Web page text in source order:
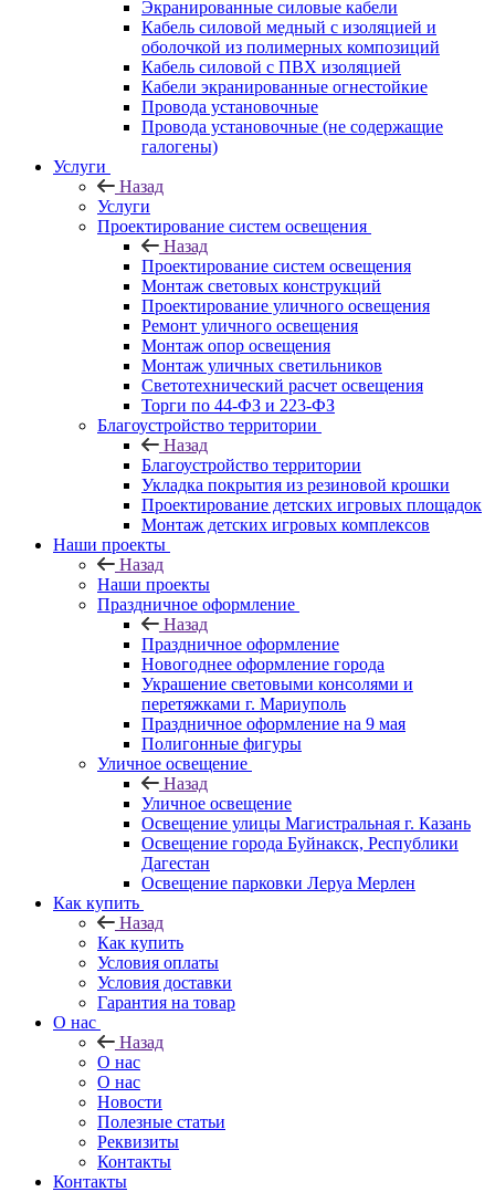
Экранированные силовые кабели
Кабель силовой медный с изоляцией и
оболочкой из полимерных композиций
Кабель силовой с ПВХ изоляцией
Кабели экранированные огнестойкие
Провода установочные
Провода установочные (не содержащие
галогены)
Услуги
Назад
Услуги
Проектирование систем освещения
Назад
Проектирование систем освещения
Монтаж световых конструкций
Проектирование уличного освещения
Ремонт уличного освещения
Монтаж опор освещения
Монтаж уличных светильников
Светотехнический расчет освещения
Торги по 44-ФЗ и 223-ФЗ
Благоустройство территории
Назад
Благоустройство территории
Укладка покрытия из резиновой крошки
Проектирование детских игровых площадок
Монтаж детских игровых комплексов
Наши проекты
Назад
Наши проекты
Праздничное оформление
Назад
Праздничное оформление
Новогоднее оформление города
Украшение световыми консолями и
перетяжками г. Мариуполь
Праздничное оформление на 9 мая
Полигонные фигуры
Уличное освещение
Назад
Уличное освещение
Освещение улицы Магистральная г. Казань
Освещение города Буйнакск, Республики
Дагестан
Освещение парковки Леруа Мерлен
Как купить
Назад
Как купить
Условия оплаты
Условия доставки
Гарантия на товар
О нас
Назад
О нас
О нас
Новости
Полезные статьи
Реквизиты
Контакты
Контакты